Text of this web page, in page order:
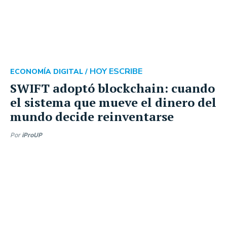
SWIFT adoptó blockchain: cuando
el sistema que mueve el dinero del
mundo decide reinventarse
ECONOMÍA DIGITAL / HOY ESCRIBE
Por iProUP